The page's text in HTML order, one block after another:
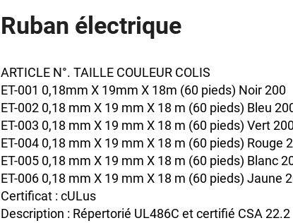
Ruban électrique
ARTICLE N°. TAILLE COULEUR COLIS
ET-001 0,18mm X 19mm X 18m (60 pieds) Noir 200
ET-002 0,18 mm X 19 mm X 18 m (60 pieds) Bleu
ET-003 0,18 mm X 19 mm X 18 m (60 pieds) Vert
ET-004 0,18 mm X 19 mm X 18 m (60 pieds) Rouge
ET-005 0,18 mm X 19 mm X 18 m (60 pieds) Blanc
ET-006 0,18 mm X 19 mm X 18 m (60 pieds) Jaune
Certificat : cULus
Description : Répertorié UL486C et certifié CSA